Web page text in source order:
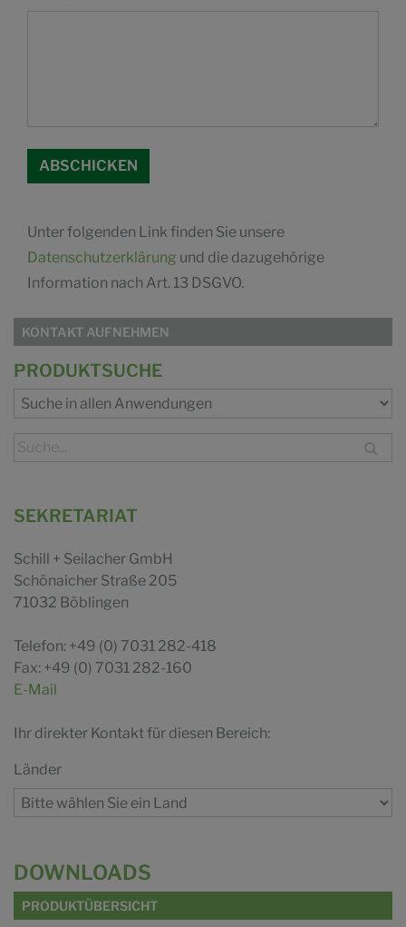
Unter folgenden Link finden Sie unsere
Datenschutzerklärung und die dazugehörige
Information nach Art. 13 DSGVO.
KONTAKT AUFNEHMEN
PRODUKTSUCHE
SEKRETARIAT
Schill + Seilacher GmbH
Schönaicher Straße 205
71032 Böblingen
Telefon: +49 (0) 7031 282-418
Fax: +49 (0) 7031 282-160
E-Mail
Ihr direkter Kontakt für diesen Bereich:
Länder
DOWNLOADS
PRODUKTÜBERSICHT